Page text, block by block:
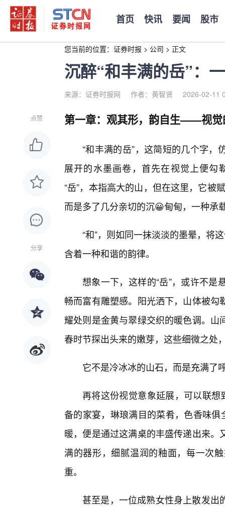
首页 快讯 要闻 股市
您当前的位置： 证券时报 > 公司 > 正文
沉醉“和丰满的岳”：
来源：证券时报网 作者：黄智贤 2026-02-11
点赞
分享
第一章：观其形，韵自生——视觉
“和丰满的岳”，这简短的几个字
展开的水墨画卷，首先在视觉上便勾
“岳”，本指高大的山，但在这里，它被
而是多了几分亲切的沉😀甸甸，一种承
“和”，则如同一抹淡淡的墨晕，将
含着一种和谐的韵律。
想象一下，这样的“岳”，或许不
畅而富有雕塑感。阳光洒下，山体被
耀处则是金黄与翠绿交织的暖色调。
春时节探出头来的嫩芽，这些细微之处
它不是冷冰冰的山石，而是充满了
再将这份视觉意象延展，可以联想
备的家宴，琳琅满目的菜肴，色香味
暖，便是通过这满桌的丰盛传递出来
满的器形，细腻温润的釉面，每一次
重。
甚至是，一位成熟女性身上散发出